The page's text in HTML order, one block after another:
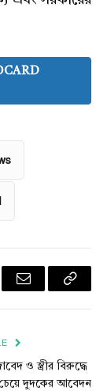
Email
Copy
ও স্ত্রীর বিরুদ্ধে
দুদকের আবেদন